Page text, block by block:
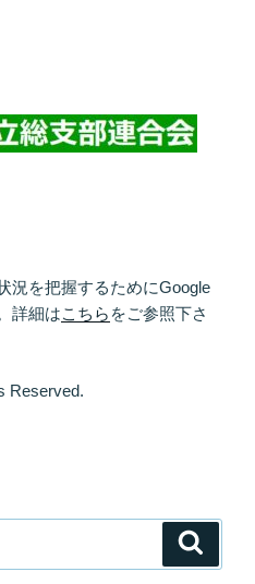
況を把握するためにGoogle
詳細はこちら をご参照下さ
Reserved.